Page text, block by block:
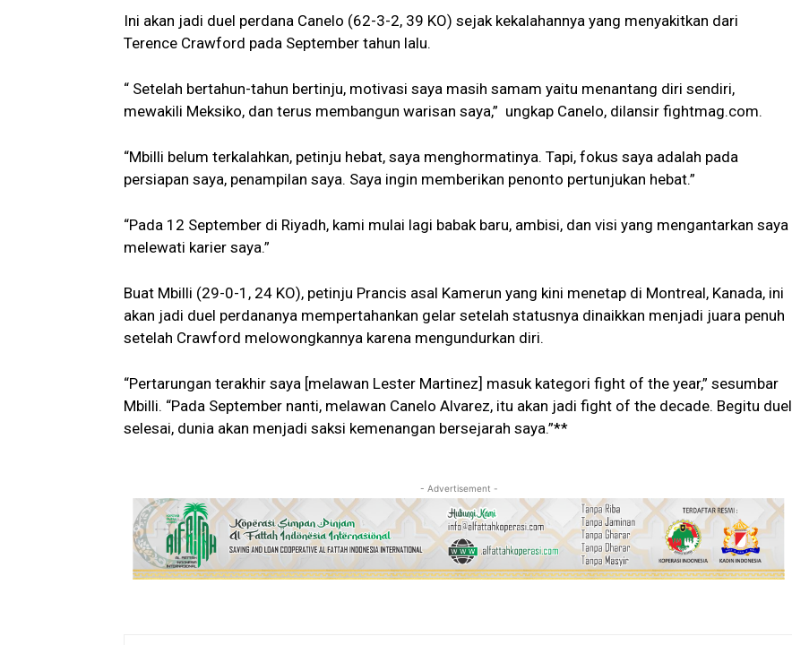
Ini akan jadi duel perdana Canelo (62-3-2, 39 KO) sejak kekalahannya yang menyakitkan dari
Terence Crawford pada September tahun lalu.
“ Setelah bertahun-tahun bertinju, motivasi saya masih samam yaitu menantang diri sendiri,
mewakili Meksiko, dan terus membangun warisan saya,” ungkap Canelo, dilansir fightmag.com.
“Mbilli belum terkalahkan, petinju hebat, saya menghormatinya. Tapi, fokus saya adalah pada
persiapan saya, penampilan saya. Saya ingin memberikan penonto pertunjukan hebat.”
“Pada 12 September di Riyadh, kami mulai lagi babak baru, ambisi, dan visi yang mengantarkan saya
melewati karier saya.”
Buat Mbilli (29-0-1, 24 KO), petinju Prancis asal Kamerun yang kini menetap di Montreal, Kanada, ini
akan jadi duel perdananya mempertahankan gelar setelah statusnya dinaikkan menjadi juara penuh
setelah Crawford melowongkannya karena mengundurkan diri.
“Pertarungan terakhir saya [melawan Lester Martinez] masuk kategori fight of the year,” sesumbar
Mbilli. “Pada September nanti, melawan Canelo Alvarez, itu akan jadi fight of the decade. Begitu duel
selesai, dunia akan menjadi saksi kemenangan bersejarah saya.”**
- Advertisement -